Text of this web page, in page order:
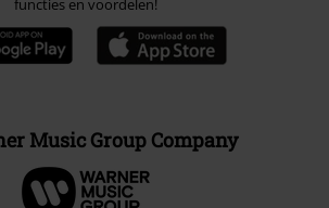
functies en voordelen!
Music Group Company